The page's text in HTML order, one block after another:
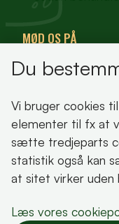
MØD OS PÅ
VisitFjordlandet
Oplev Lejre
Du
Vi bruger cookies
elementer til fx at
sætte tredjeparts
statistik også kan
at sitet virker uden
Læs vores